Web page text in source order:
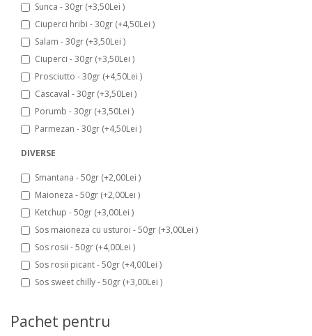
Sunca - 30gr (+3,50Lei )
Ciuperci hribi - 30gr (+4,50Lei )
Salam - 30gr (+3,50Lei )
Ciuperci - 30gr (+3,50Lei )
Prosciutto - 30gr (+4,50Lei )
Cascaval - 30gr (+3,50Lei )
Porumb - 30gr (+3,50Lei )
Parmezan - 30gr (+4,50Lei )
DIVERSE
Smantana - 50gr (+2,00Lei )
Maioneza - 50gr (+2,00Lei )
Ketchup - 50gr (+3,00Lei )
Sos maioneza cu usturoi - 50gr (+3,00Lei )
Sos rosii - 50gr (+4,00Lei )
Sos rosii picant - 50gr (+4,00Lei )
Sos sweet chilly - 50gr (+3,00Lei )
Pachet pentru